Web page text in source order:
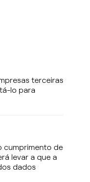
terceiras
lo para
cumprimento de
levar a que a
dados